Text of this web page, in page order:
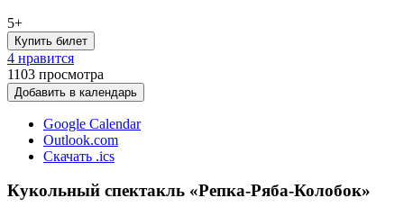
5+
Купить билет
4 нравится
1103 просмотра
Добавить в календарь
Google Calendar
Outlook.com
Скачать .ics
Кукольный спектакль «Репка-Ряба-Колобок»